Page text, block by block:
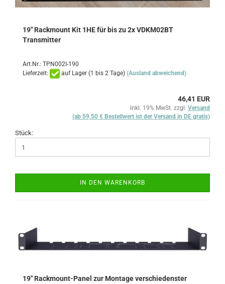
19" Rackmount Kit 1HE für bis zu 2x VDKM02BT
Transmitter
Art.Nr.: TPN002I-190
Lieferzeit:
auf Lager (1 bis 2 Tage) (Ausland abweichend)
46,41 EUR
inkl. 19% MwSt. zzgl. Versand
(ab 59,50 € Bestellwert ist der Versand in DE gratis)
Stück:
IN DEN WARENKORB
19" Rackmount-Panel zur Montage verschiedenster